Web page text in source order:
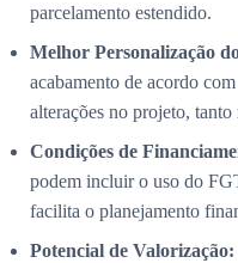
parcelamento estendido.
Melhor Personalização
acabamento de acordo
alterações no projeto, tanto
Condições de
podem incluir o uso do
facilita o planejamento
Potencial de Valorização: